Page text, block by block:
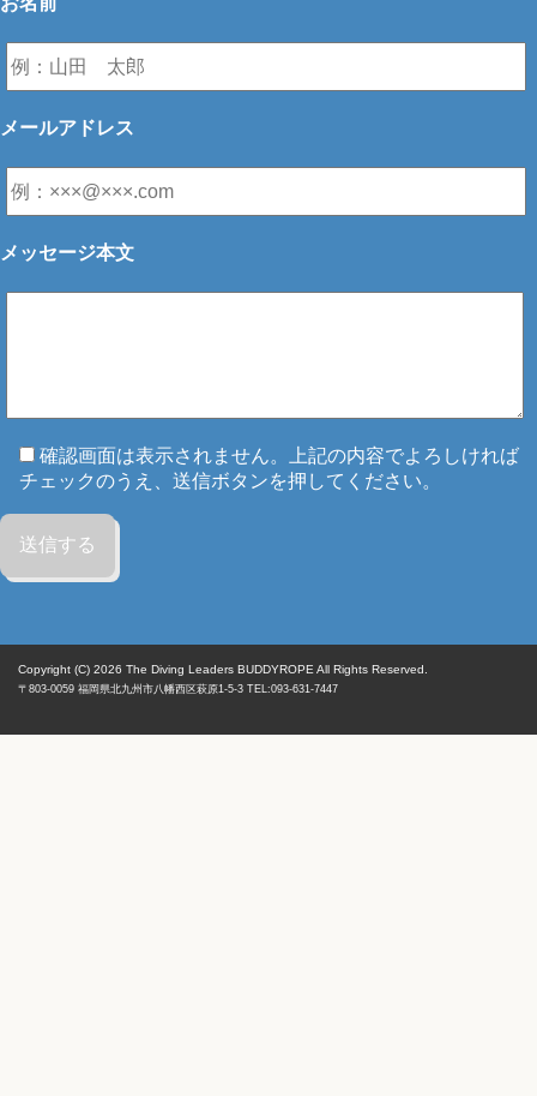
メールアドレス
メッセージ本文
確認画面は表示されません。上記の内容でよろしければ
チェックのうえ、送信ボタンを押してください。
Copyright (C) 2026 The Diving Leaders BUDDYROPE All Rights Reserved.
〒803-0059 福岡県北九州市八幡西区萩原1-5-3 TEL:093-631-7447